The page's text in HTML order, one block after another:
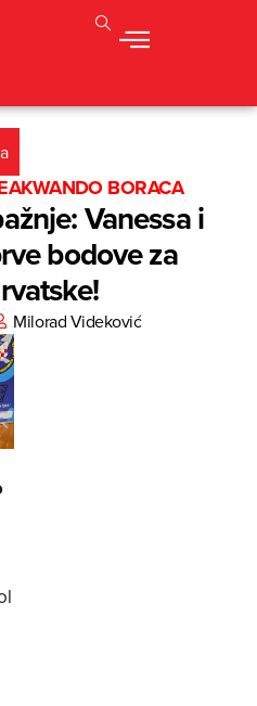
BORACA
Vanessa i
bodove za
Milorad Videković